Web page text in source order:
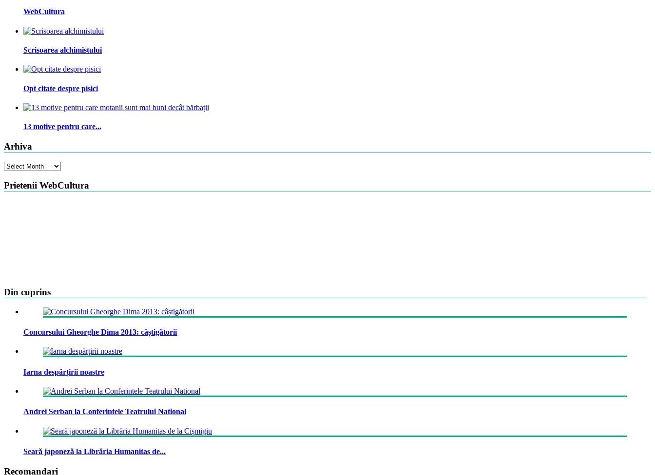
WebCultura
Scrisoarea alchimistului
Opt citate despre pisici
13 motive pentru care...
Arhiva
Arhiva
Prietenii WebCultura
Din cuprins
Concursului Gheorghe Dima 2013: câștigătorii
Iarna despărțirii noastre
Andrei Serban la Conferintele Teatrului National
Seară japoneză la Librăria Humanitas de...
Recomandari